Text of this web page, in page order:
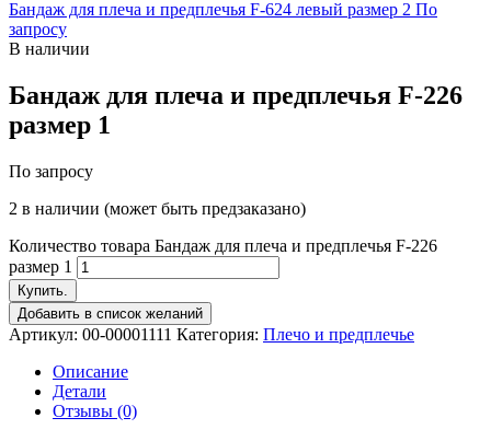
Бандаж для плеча и предплечья F-624 левый размер 2 По
запросу
В наличии
Бандаж для плеча и предплечья F-226
размер 1
По запросу
2 в наличии (может быть предзаказано)
Количество товара Бандаж для плеча и предплечья F-226
размер 1
Купить.
Добавить в список желаний
Артикул: 00-00001111 Категория: Плечо и предплечье
Описание
Детали
Отзывы (0)